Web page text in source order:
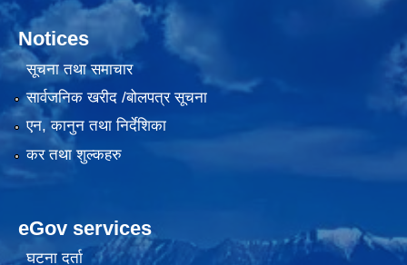
Notices
सूचना तथा समाचार
सार्वजनिक खरीद /बोलपत्र सूचना
एन, कानुन तथा निर्देशिका
कर तथा शुल्कहरु
eGov services
घटना दर्ता